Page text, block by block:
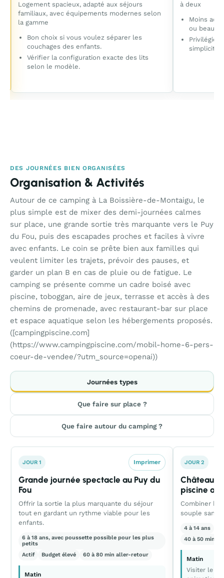
Logement spacieux, adapté aux séjours
familiaux, avec équipements modernes selon
la gamme
Bon choix si vous voulez séparer les
couchages des enfants.
Vérifier la configuration exacte des lits
selon le modèle.
à deux
Moins
ou
Privilégier
simplicité.
DES JOURNÉES BIEN ORGANISÉES
Organisation & Activités
Autour de ce camping à La Boissière-de-Montaigu, le
plus simple est de mixer des demi-journées calmes
sur place, une grande sortie très marquante vers le Puy
du Fou, puis des escapades proches et faciles à vivre
avec enfants. Le coin se prête bien aux familles qui
veulent limiter les trajets, prévoir des pauses, et
garder un plan B en cas de pluie ou de fatigue. Le
camping se présente comme un cadre boisé avec
piscine, toboggan, aire de jeux, terrasse et accès à des
chemins de promenade, avec restaurant-bar sur place
et espace aquatique selon les hébergements proposés.
([campingpiscine.com]
(https://www.campingpiscine.com/mobil-home-6-pers-
coeur-de-vendee/?utm_source=openai))
Journées types
Que faire sur place ?
Que faire autour du camping ?
JOUR 1 Imprimer
Grande journée spectacle au Puy du
Fou
Offrir la sortie la plus marquante du séjour
tout en gardant un rythme viable pour les
enfants.
6 à 18 ans, avec poussette possible pour les plus
petits
Actif
Budget élevé 60 à 80 min aller-retour
Matin
JOUR 2
Château
piscine au
Combiner
souple sans
4 à 14 ans
40 à 50 min
Matin
Visiter le